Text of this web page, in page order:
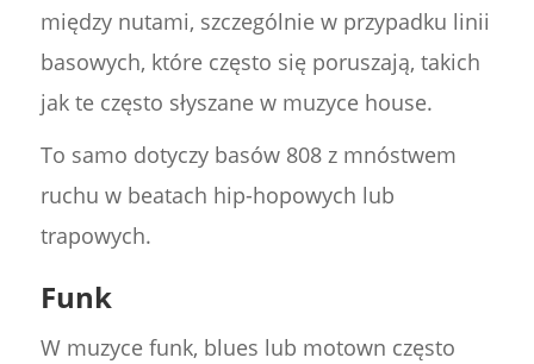
między nutami, szczególnie w przypadku linii
basowych, które często się poruszają, takich
jak te często słyszane w muzyce house.
To samo dotyczy basów 808 z mnóstwem
ruchu w beatach hip-hopowych lub
trapowych.
Funk
W muzyce funk, blues lub motown często